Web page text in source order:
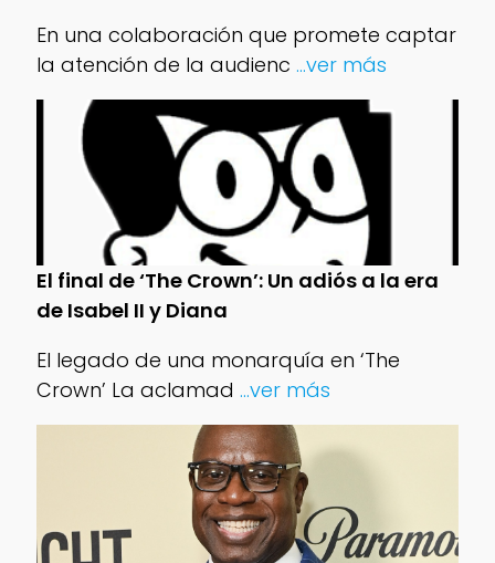
En una colaboración que promete captar
la atención de la audienc ...ver más
El final de ‘The Crown’: Un adiós a la era
de Isabel II y Diana
El legado de una monarquía en ‘The
Crown’ La aclamad ...ver más